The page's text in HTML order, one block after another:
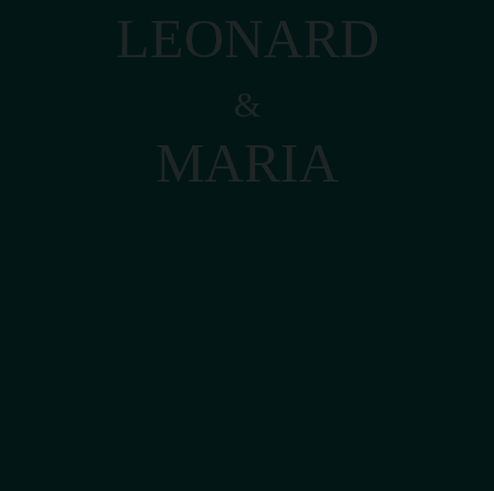
LEONARD
&
MARIA